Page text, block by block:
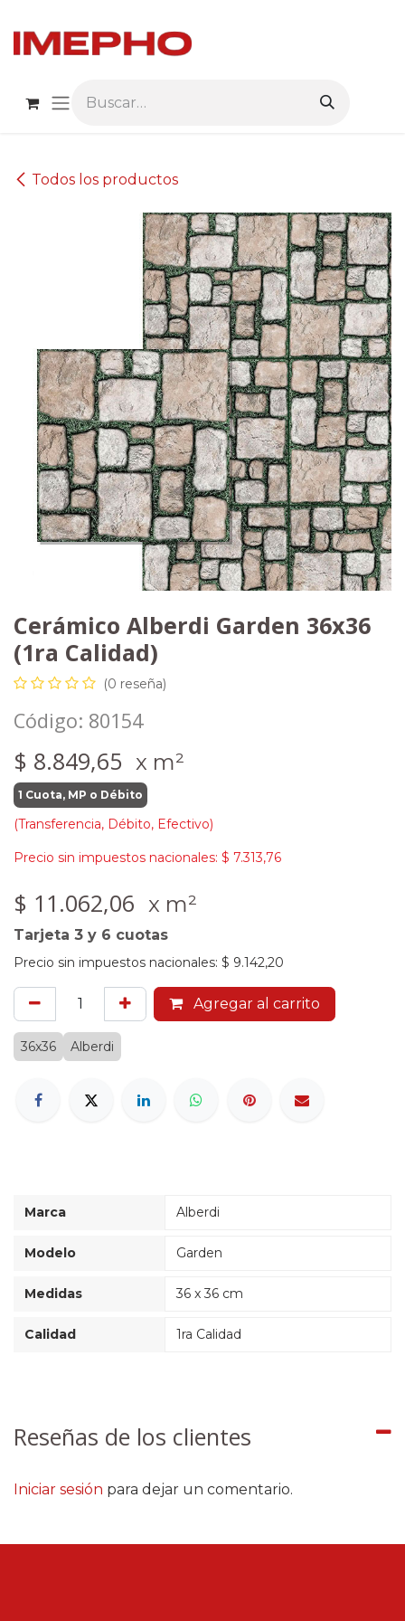
Todos los productos
Cerámico Alberdi Garden 36x36
(1ra Calidad)
(0 reseña)
Código: 80154
$ 8.849,65 x m²
1 Cuota, MP o Débito
(Transferencia, Débito, Efectivo)
Precio sin impuestos nacionales: $ 7.313,76
$ 11.062,06 x m²
Tarjeta 3 y 6 cuotas
Precio sin impuestos nacionales: $ 9.142,20
Agregar al carrito
36x36 Alberdi
Marca Alberdi
Modelo Garden
Medidas 36 x 36 cm
Calidad 1ra Calidad
Reseñas de los clientes
Iniciar sesión para dejar un comentario.